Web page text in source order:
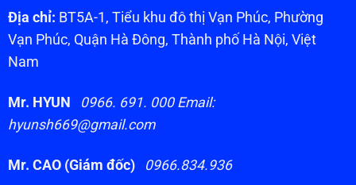
Địa chỉ: BT5A-1, Tiểu khu đô thị Vạn Phúc, Phường
Vạn Phúc, Quận Hà Đông, Thành phố Hà Nội, Việt
Nam
Mr. HYUN
0966. 691. 000 Email:
hyunsh669@gmail.com
Mr. CAO (Giám đốc) 0966.834.936